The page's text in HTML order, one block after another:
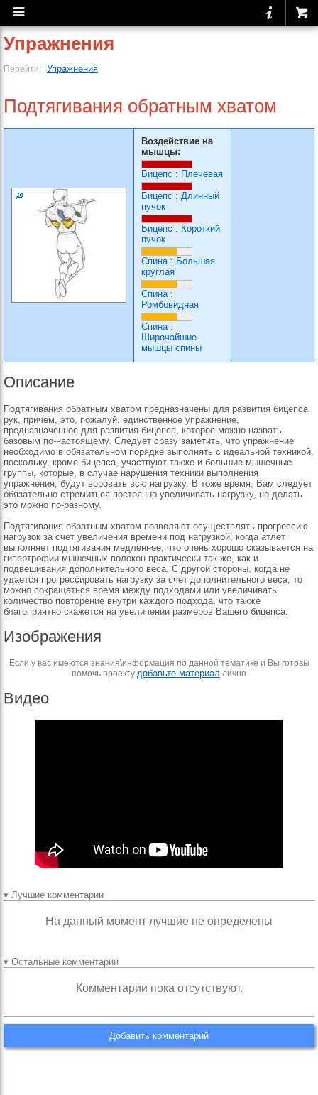
Упражнения
Перейти: Упражнения
Подтягивания обратным хватом
Воздействие на
мышцы:
Бицепс : Плечевая
Бицепс : Длинный
пучок
Бицепс : Короткий
пучок
Спина: Большая
круглая
Спина:
Ромбовидная
Спина:
Широчайшие
мышцы спины
Описание
Подтягивания обратным хватом предназначены для развития бицепса
рук, причем, это, пожалуй, единственное упражнение,
предназначенное для развития бицепса, которое можно назвать
базовым по-настоящему. Следует сразу заметить, что упражнение
необходимо в обязательном порядке выполнять с идеальной техникой,
поскольку, кроме бицепса, участвуют также и большие мышечные
группы, которые, в случае нарушения техники выполнения
упражнения, будут воровать всю нагрузку. В тоже время, Вам следует
обязательно стремиться постоянно увеличивать нагрузку, но делать
это можно по-разному.
Подтягивания обратным хватом позволяют осуществлять прогрессию
нагрузок за счет увеличения времени под нагрузкой, когда атлет
выполняет подтягивания медленнее, что очень хорошо сказывается на
гипертрофии мышечных волокон практически так же, как и
подвешивания дополнительного веса. С другой стороны, когда не
удается прогрессировать нагрузку за счет дополнительного веса, то
можно сокращаться время между подходами или увеличивать
количество повторение внутри каждого подхода, что также
благоприятно скажется на увеличении размеров Вашего бицепса.
Изображения
Если у вас имеются знания\информация по данной тематике и Вы готовы
помочь проекту добавьте материал лично
Видео
▾ Лучшие комментарии
На данный момент лучшие не определены
▾ Остальные комментарии
Комментарии пока отсутствуют.
Добавить комментарий